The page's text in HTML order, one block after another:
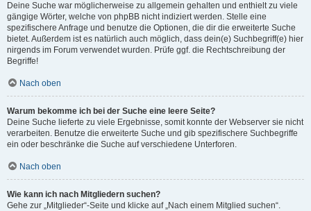
Deine Suche war möglicherweise zu allgemein gehalten und enthielt zu viele
gängige Wörter, welche von phpBB nicht indiziert werden. Stelle eine
spezifischere Anfrage und benutze die Optionen, die dir die erweiterte Suche
bietet. Außerdem ist es natürlich auch möglich, dass dein(e) Suchbegriff(e) hier
nirgends im Forum verwendet wurden. Prüfe ggf. die Rechtschreibung der
Begriffe!
Nach oben
Warum bekomme ich bei der Suche eine leere Seite?
Deine Suche lieferte zu viele Ergebnisse, somit konnte der Webserver sie nicht
verarbeiten. Benutze die erweiterte Suche und gib spezifischere Suchbegriffe
ein oder beschränke die Suche auf verschiedene Unterforen.
Nach oben
Wie kann ich nach Mitgliedern suchen?
Gehe zur „Mitglieder“-Seite und klicke auf „Nach einem Mitglied suchen“.